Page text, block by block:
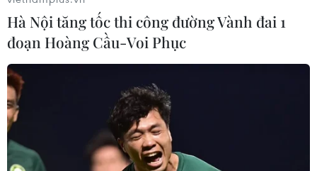
Hà Nội tăng tốc thi công đường Vành đai 1
đoạn Hoàng Cầu-Voi Phục